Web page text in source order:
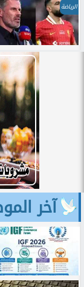
الرياضة
آخر